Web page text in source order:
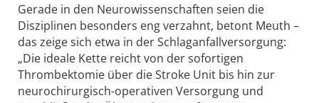
Gerade in den Neurowissenschaften seien die
Disziplinen besonders eng verzahnt, betont Meuth –
das zeige sich etwa in der Schlaganfallversorgung:
„Die ideale Kette reicht von der sofortigen
Thrombektomie über die Stroke Unit bis hin zur
neurochirurgisch-operativen Versorgung und